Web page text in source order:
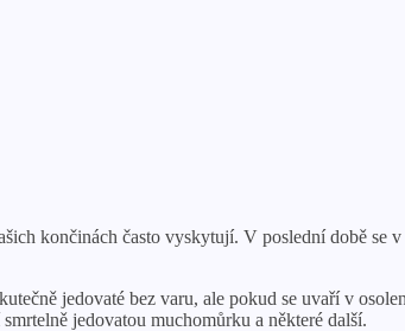
končinách často vyskytují. V poslední době se
jedovaté bez varu, ale pokud se uvaří v
jedovatou muchomůrku a některé další.